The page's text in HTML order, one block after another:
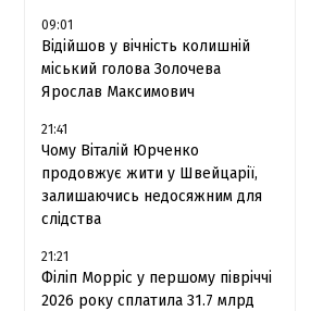
09:01
Відійшов у вічність колишній
міський голова Золочева
Ярослав Максимович
21:41
Чому Віталій Юрченко
продовжує жити у Швейцарії,
залишаючись недосяжним для
слідства
21:21
Філіп Морріс у першому півріччі
2026 року сплатила 31.7 млрд